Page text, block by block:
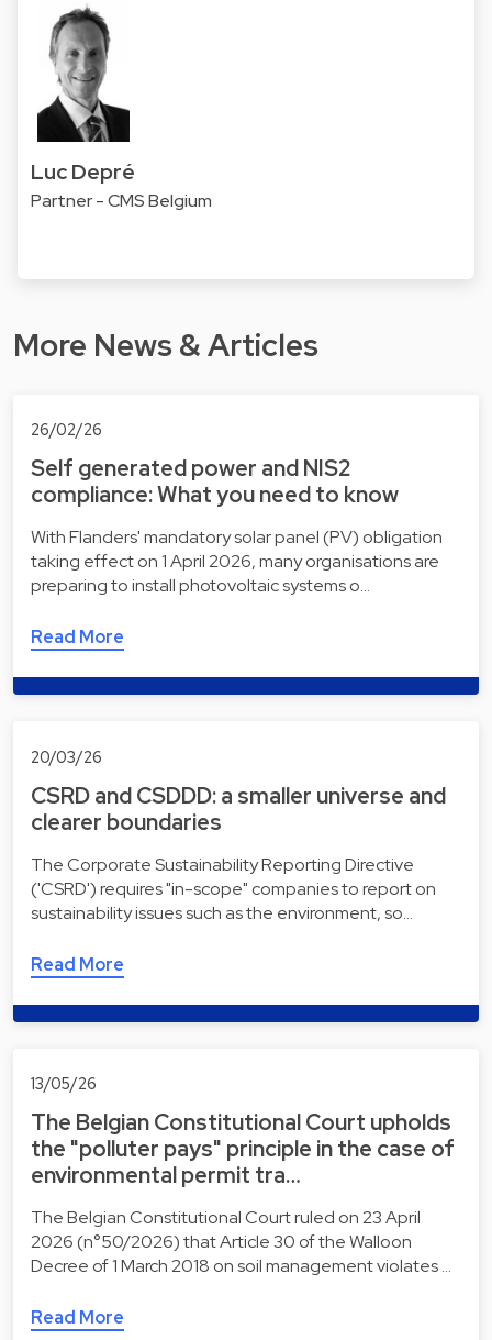
Luc Depré
Partner - CMS Belgium
More News & Articles
26/02/26
Self generated power and NIS2
compliance: What you need to know
With Flanders' mandatory solar panel (PV) obligation
taking effect on 1 April 2026, many organisations are
preparing to install photovoltaic systems o…
Read More
20/03/26
CSRD and CSDDD: a smaller universe and
clearer boundaries
The Corporate Sustainability Reporting Directive
('CSRD') requires "in-scope" companies to report on
sustainability issues such as the environment, so…
Read More
13/05/26
The Belgian Constitutional Court upholds
the "polluter pays" principle in the case of
environmental permit tra…
The Belgian Constitutional Court ruled on 23 April
2026 (n°50/2026) that Article 30 of the Walloon
Decree of 1 March 2018 on soil management violates …
Read More